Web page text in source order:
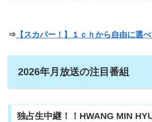
⇒ 【スカパー！】１ｃｈから自由に選
2026年月放送の注目番組
独占生中継！！HWANG MIN